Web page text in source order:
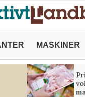
MASKINER